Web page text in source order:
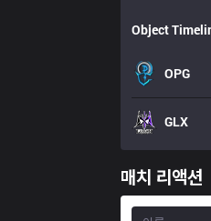
Object
OPG
GLX
매치 리액션